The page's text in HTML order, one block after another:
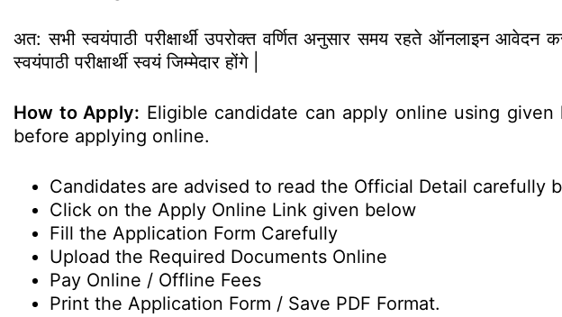
अत: सभी स्वयंपाठी परीक्षार्थी उपरोक्त वर्णित अनुसार समय रहते ऑनलाइन
स्वयंपाठी परीक्षार्थी स्वयं जिम्मेदार होंगे |
How to Apply: Eligible candidate can apply online using
before applying online.
Candidates are advised to read the Official Detail carefully
Click on the Apply Online Link given below
Fill the Application Form Carefully
Upload the Required Documents Online
Pay Online / Offline Fees
Print the Application Form / Save PDF Format.